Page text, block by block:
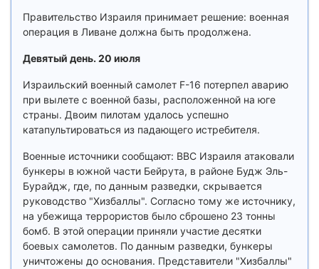
Правительство Израиля принимает решение: военная
операция в Ливане должна быть продолжена.
Девятый день. 20 июля
Израильский военный самолет F-16 потерпел аварию
при вылете с военной базы, расположенной на юге
страны. Двоим пилотам удалось успешно
катапультироваться из падающего истребителя.
Военные источники сообщают: ВВС Израиля атаковали
бункеры в южной части Бейрута, в районе Будж Эль-
Бурайдж, где, по данным разведки, скрывается
руководство "Хизбаллы". Согласно тому же источнику,
на убежища террористов было сброшено 23 тонны
бомб. В этой операции приняли участие десятки
боевых самолетов. По данным разведки, бункеры
уничтожены до основания. Представители "Хизбаллы"